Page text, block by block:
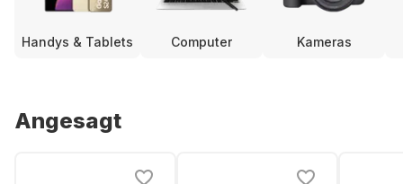
Handys & Tablets Computer Kameras
Angesagt